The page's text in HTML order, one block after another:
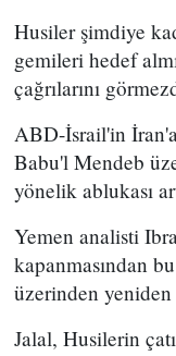
Husiler şimdiye
gemileri hedef
çağrılarını
ABD-İsrail'in
Babu'l Mendeb
yönelik ablukası
Yemen analisti
kapanmasından
üzerinden
Jalal, Husilerin